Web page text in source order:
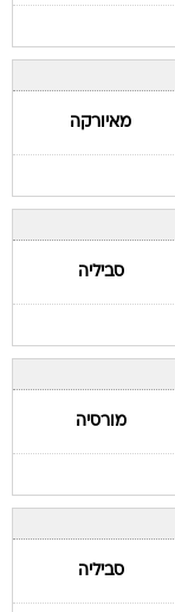
מאיורקה
סביליה
מורסיה
סביליה